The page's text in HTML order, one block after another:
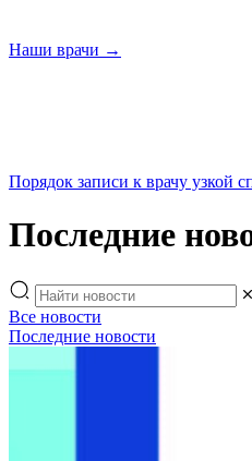
Наши врачи →
Порядок записи к врачу узкой
Последние
Все новости
Последние новости